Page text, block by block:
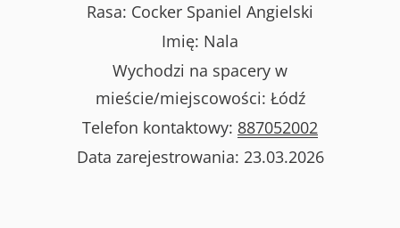
Rasa: Cocker Spaniel Angielski
Imię: Nala
Wychodzi na spacery w
mieście/miejscowości: Łódź
Telefon kontaktowy: 887052002
Data zarejestrowania: 23.03.2026